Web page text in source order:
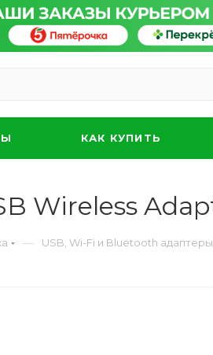
КАК КУПИТЬ
Wireless
— USB, Wi-Fi и Bluetooth адаптеры